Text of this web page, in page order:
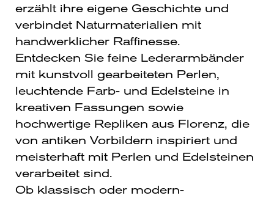
erzählt ihre eigene Geschichte und
verbindet Naturmaterialien mit
handwerklicher Raffinesse.
Entdecken Sie feine Lederarmbänder
mit kunstvoll gearbeiteten Perlen,
leuchtende Farb- und Edelsteine in
kreativen Fassungen sowie
hochwertige Repliken aus Florenz, die
von antiken Vorbildern inspiriert und
meisterhaft mit Perlen und Edelsteinen
verarbeitet sind.
Ob klassisch oder modern-